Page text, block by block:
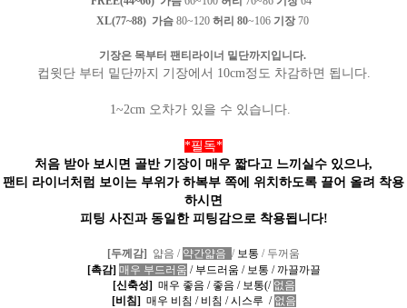
XL(77~88) 가슴 80~120 허리 80~106 기장70
기장은 목부터 팬티라이너 밑단까지입니다.
컵윗단 부터 밑단까지 기장에서 10cm정도 차감하면 됩니다.
1~2cm 오차가 있을 수 있습니다.
*필독*
처음 받아 보시면 골반 기장이 매우 짧다고 느끼실수 있으나,
팬티 라이너처럼 보이는 부위가 하복부 쪽에 위치하도록 끌어 올려 착용
하시면
피팅 사진과 동일한 피팅감으로 착용됩니다!
[두께감] 얇음 / 약간얇음 / 보통 / 두꺼움
[촉감] 매우 부드러움 / 부드러움 / 보통 /까끌까끌
[신축성] 매우 좋음 / 좋음 / 보통(/ 없음
[비침] 매우 비침 / 비침 /시스루 / 없음